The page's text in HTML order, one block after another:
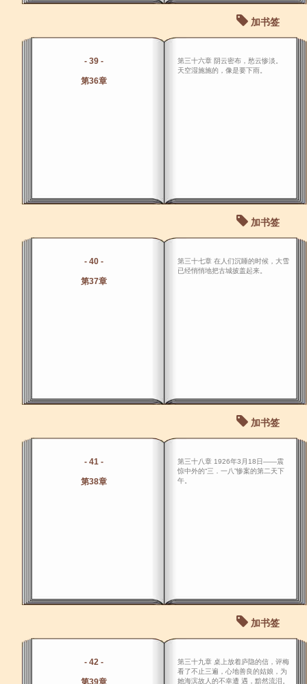
加书签
- 39 -
第36章
第三十六章 阴云密布，愁云惨淡。
天空湿施施的，像是要下雨。
加书签
- 40 -
第37章
第三十七章 在人们沉睡的时候，大雪
已经悄悄地把古城披盖起来。
加书签
- 41 -
第38章
第三十八章 1926年3月18日――震
惊中外的“三．一八”惨案的第二天下
午。
加书签
- 42 -
第39章
第三十九章 桌上放着庐隐的信，评梅
看了不止三遍，心地善良的姑娘，为
她海滨故人的不幸遭 遇，黯然流泪。